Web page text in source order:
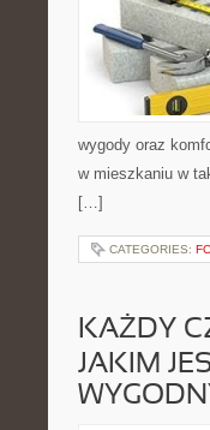
wygody oraz
w mieszkaniu w
[…]
CATEGORIES:
KAŻDY
JAKIM